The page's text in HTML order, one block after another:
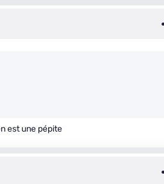
est une pépite